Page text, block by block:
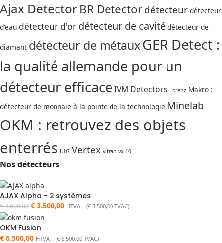
Ajax DetectorBR Detectordétecteur détecteur
d'eau détecteur d'or détecteur de cavité détecteur de
diamant détecteur de métauxGER Detect :
la qualité allemande pour un
détecteur efficace IVM Detectors Lorenz Makro :
détecteur de monnaie à la pointe de la technologie Minelab
OKM : retrouvez des objets
enterrés UIG Vertex vitran vx 10
Nos détecteurs
AJAX Alpha - 2 systèmes
€4.600,00 € 3.500,00 HTVA (€ 3.500,00 TVAC)
OKM Fusion
€ 6.500,00 HTVA (€ 6.500,00 TVAC)